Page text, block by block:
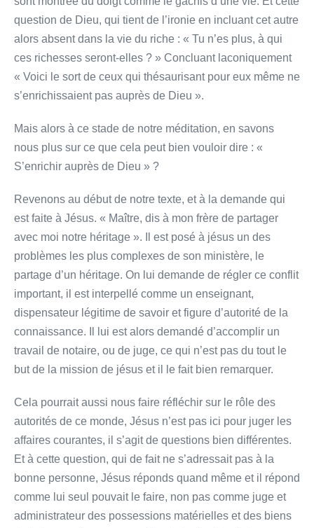
question de Dieu, qui tient de l’ironie en incluant cet autre
alors absent dans la vie du riche : « Tu n’es plus, à qui
ces richesses seront-elles ? » Concluant laconiquement
« Voici le sort de ceux qui thésaurisant pour eux même ne
s’enrichissaient pas auprès de Dieu ».
Mais alors à ce stade de notre méditation, en savons
nous plus sur ce que cela peut bien vouloir dire : «
S’enrichir auprès de Dieu » ?
Revenons au début de notre texte, et à la demande qui
est faite à Jésus. « Maître, dis à mon frère de partager
avec moi notre héritage ». Il est posé à jésus un des
problèmes les plus complexes de son ministère, le
partage d’un héritage. On lui demande de régler ce conflit
important, il est interpellé comme un enseignant,
dispensateur légitime de savoir et figure d’autorité de la
connaissance. Il lui est alors demandé d’accomplir un
travail de notaire, ou de juge, ce qui n’est pas du tout le
but de la mission de jésus et il le fait bien remarquer.
Cela pourrait aussi nous faire réfléchir sur le rôle des
autorités de ce monde, Jésus n’est pas ici pour juger les
affaires courantes, il s’agit de questions bien différentes.
Et à cette question, qui de fait ne s’adressait pas à la
bonne personne, Jésus réponds quand même et il répond
comme lui seul pouvait le faire, non pas comme juge et
administrateur des possessions matérielles et des biens